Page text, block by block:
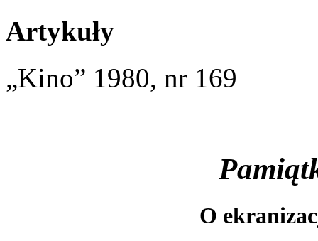
Artykuły
„Kino” 1980, nr 169
O